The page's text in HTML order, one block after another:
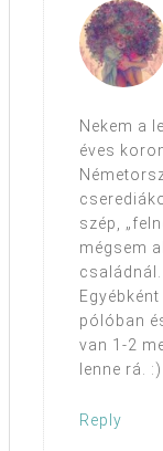
Nekem a
éves
szép,
mégsem
családnál.
pólóban
van 1-2
lenne rá. :)
Reply